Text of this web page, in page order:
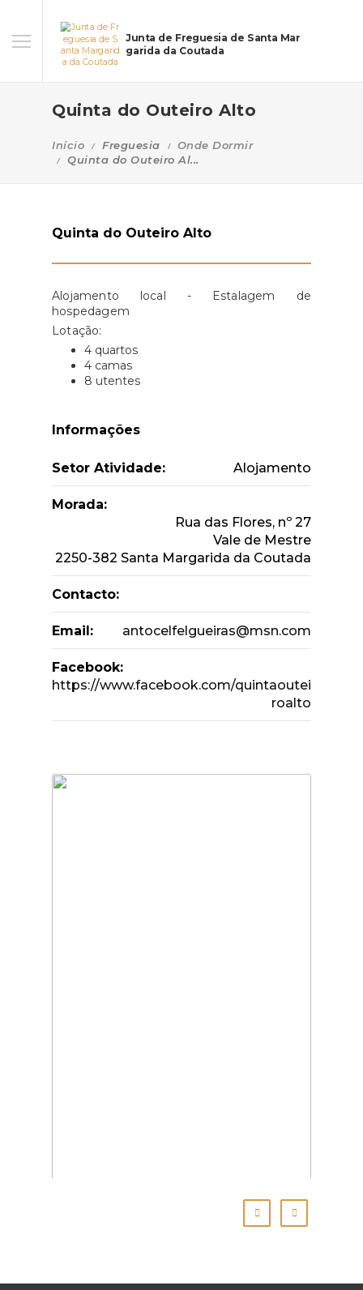
Junta de Freguesia de Santa Mar
garida da Coutada
Quinta do Outeiro Alto
Início Freguesia
Onde Dormir
Quinta do Outeiro Al...
Quinta do Outeiro Alto
Alojamento local - Estalagem de
hospedagem
Lotação:
4 quartos
4 camas
8 utentes
Informações
Setor Atividade: Alojamento
Morada:
Rua das Flores, nº 27
Vale de Mestre
2250-382 Santa Margarida da Coutada
Contacto:
Email: antocelfelgueiras@msn.com
Facebook:
https://www.facebook.com/quintaoutei
roalto